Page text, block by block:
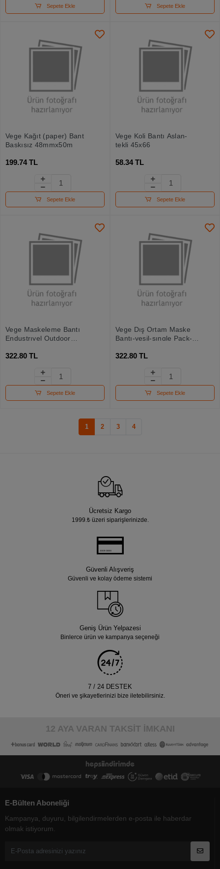
Sepete Ekle Sepete Ekle
Vege Kağıt (paper) Bant
Baskısız 48mmx50m
199.74 TL
Sepete Ekle
Vege Koli Bantı Aslan-
tekli 45x66
58.34 TL
Sepete Ekle
Vege Maskeleme Bantı
Endustrıyel Outdoor
322.80 TL
Sepete Ekle
Vege Dış Ortam Maske
Bantı-yeşil-sıngle Pack-
322.80 TL
Sepete Ekle
1 2 3 4
Ücretsiz Kargo
1999.₺ üzeri siparişlerinizde.
Güvenli Alışveriş
Güvenli ve kolay ödeme sistemi
Geniş Ürün Yelpazesi
Binlerce ürün ve kampanya seçeneği
7 / 24 DESTEK
Öneri ve şikayetlerinizi bize iletebilirsiniz.
12 AYA VARAN TAKSİT İMKANI
E-Bülten Aboneliği
Kampanya, duyuru, bilgilendirmelerden e-posta ile haberdar
olmak istiyorum.